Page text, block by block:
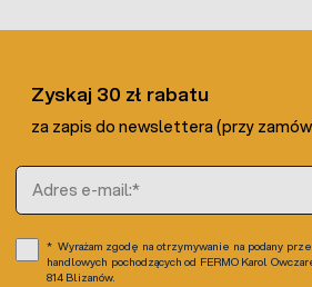
Zyskaj 30 zł rabatu
za zapis do newslettera (przy
Adres e-mail
Wyrażam zgodę na otrzymywanie na podany
handlowych pochodzących od FERMO Karol
814 Blizanów.